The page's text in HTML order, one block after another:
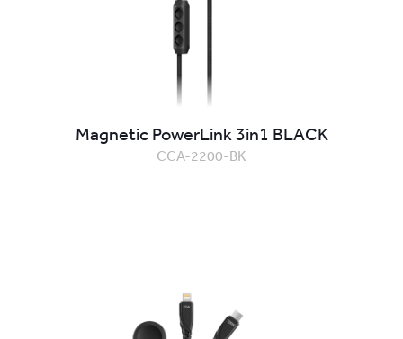
Magnetic PowerLink 3in1 BLACK
CCA-2200-BK